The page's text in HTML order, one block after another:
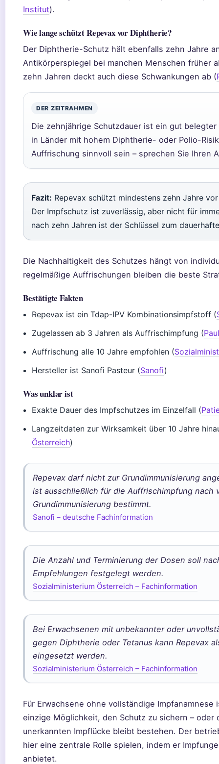
Institut).
Wie lange schützt Repevax vor Diphtherie?
Der Diphtherie-Schutz hält ebenfalls zehn Jahre
Antikörperspiegel bei manchen Menschen früher
zehn Jahren deckt auch diese Schwankungen ab (
DER ZEITRAHMEN
Die zehnjährige Schutzdauer ist ein gut belegter
in Länder mit hohem Diphtherie- oder Polio-
Auffrischung sinnvoll sein – sprechen Sie Ihren
Fazit: Repevax schützt mindestens zehn Jahre
Der Impfschutz ist zuverlässig, aber nicht für
nach zehn Jahren ist der Schlüssel zum
Die Nachhaltigkeit des Schutzes hängt von
regelmäßige Auffrischungen bleiben die beste
Bestätigte Fakten
Repevax ist ein Tdap-IPV Kombinationsimpfstoff (
Zugelassen ab 3 Jahren als Auffrischimpfung (
Auffrischung alle 10 Jahre empfohlen (
Hersteller ist Sanofi Pasteur (Sanofi)
Was unklar ist
Exakte Dauer des Impfschutzes im Einzelfall (
Langzeitdaten zur Wirksamkeit über 10 Jahre
Österreich)
Repevax darf nicht zur Grundimmunisierung
ist ausschließlich für die Auffrischimpfung nach
Grundimmunisierung bestimmt.
Sanofi – deutsche Fachinformation
Die Anzahl und Terminierung der Dosen soll
Empfehlungen festgelegt werden.
Sozialministerium Österreich – Fachinformation
Bei Erwachsenen mit unbekannter oder
gegen Diphtherie oder Tetanus kann Repevax
eingesetzt werden.
Sozialministerium Österreich – Fachinformation
Für Erwachsene ohne vollständige Impfanamnese
einzige Möglichkeit, den Schutz zu sichern – oder
unerkannten Impflücke bleibt bestehen. Der
hier eine zentrale Rolle spielen, indem er
anbietet.